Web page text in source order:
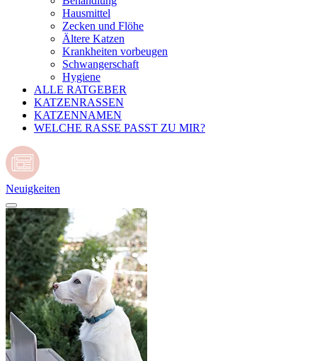
Hausmittel
Zecken und Flöhe
Ältere Katzen
Krankheiten vorbeugen
Schwangerschaft
Hygiene
ALLE RATGEBER
KATZENRASSEN
KATZENNAMEN
WELCHE RASSE PASST ZU MIR?
Neuigkeiten